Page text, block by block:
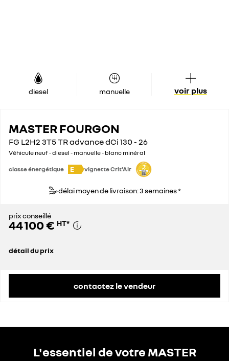
diesel manuelle voir plus
MASTER FOURGON
FG L2H2 3T5 TR advance dCi 130 - 26
Véhicule neuf - diesel - manuelle - blanc minéral
classe énergétique E vignette Crit'Air
délai moyen de livraison: 3 semaines *
prix conseillé
44 100 € HT*
détail du prix
contactez le vendeur
L'essentiel de votre MASTER